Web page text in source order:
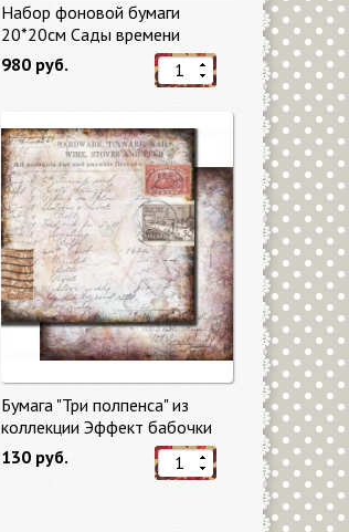
Набор фоновой бумаги
20*20см Сады времени
(Gardens of Time) 10 листов +
бонус от Stamperia
980 руб.
Бумага "Три полпенса" из
коллекции Эффект бабочки
"Butterfly Effect"
130 руб.